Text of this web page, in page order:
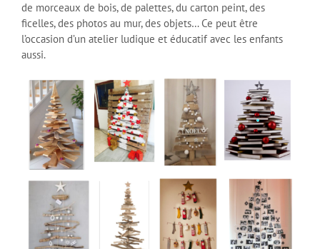
de morceaux de bois, de palettes, du carton peint, des
ficelles, des photos au mur, des objets… Ce peut être
l’occasion d’un atelier ludique et éducatif avec les enfants
aussi.